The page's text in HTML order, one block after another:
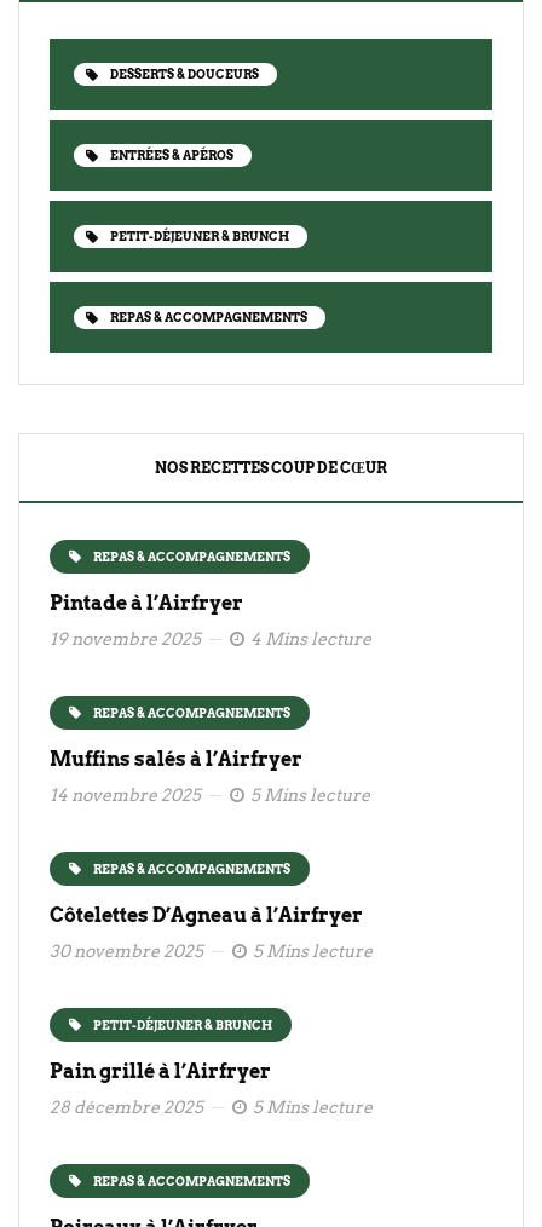
DESSERTS & DOUCEURS
ENTRÉES & APÉROS
PETIT-DÉJEUNER & BRUNCH
REPAS & ACCOMPAGNEMENTS
NOS RECETTES COUP DE CŒUR
REPAS & ACCOMPAGNEMENTS
Pintade à l’Airfryer
19 novembre 2025 4 Mins lecture
REPAS & ACCOMPAGNEMENTS
Muffins salés à l’Airfryer
14 novembre 2025 5 Mins lecture
REPAS & ACCOMPAGNEMENTS
Côtelettes D’Agneau à l’Airfryer
30 novembre 2025 5 Mins lecture
PETIT-DÉJEUNER & BRUNCH
Pain grillé à l’Airfryer
28 décembre 2025 5 Mins lecture
REPAS & ACCOMPAGNEMENTS